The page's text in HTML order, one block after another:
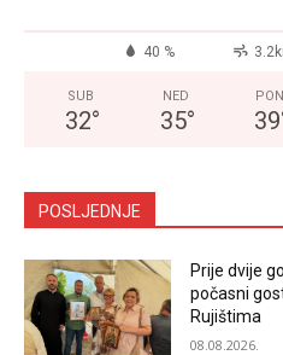
40 %
SUB
32°
NED
35°
PON
39
POSLJEDNJE
Prije dvije
počasni
Rujištima
08.08.2026.